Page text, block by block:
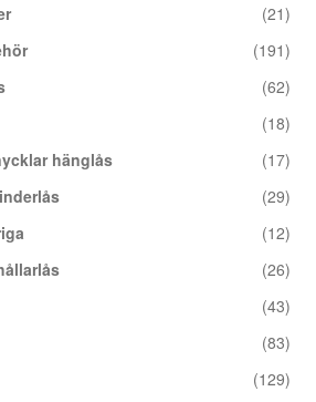
(21)
(191)
(62)
(18)
hänglås
(17)
(29)
(12)
(26)
(43)
(83)
(129)